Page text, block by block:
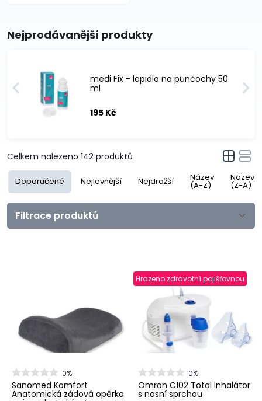
Nejprodávanější produkty
medi Fix - lepidlo na punčochy 50
ml
195 Kč
Celkem nalezeno 142 produktů
Doporučené Nejlevnější Nejdražší Název
(A-Z)
Název
(Z-A)
Filtrace produktů
0%
Sanomed Komfort
Anatomická zádová opěrka
Hrazeno zdravotní pojišťovnou
0%
Omron C102 Total Inhalátor
s nosní sprchou